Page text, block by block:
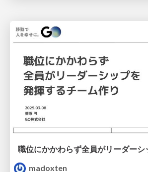
madoxten